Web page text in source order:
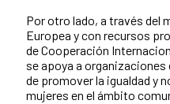
Por otro lado, a través del
Europea y con recursos
de Cooperación
se apoya a
de promover la igualdad y
mujeres en el ámbito